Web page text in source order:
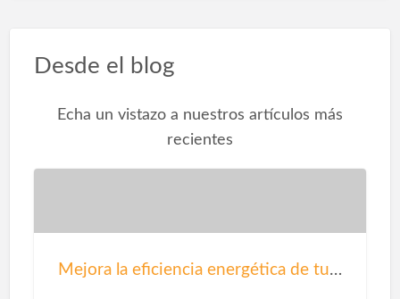
Desde el blog
Echa un vistazo a nuestros artículos más
recientes
Mejora la eficiencia energética de tu salón